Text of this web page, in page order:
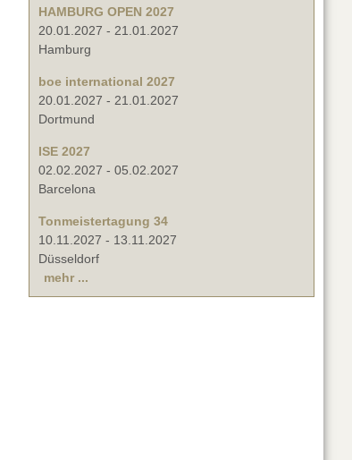
HAMBURG OPEN 2027
20.01.2027 - 21.01.2027
Hamburg
boe international 2027
20.01.2027 - 21.01.2027
Dortmund
ISE 2027
02.02.2027 - 05.02.2027
Barcelona
Tonmeistertagung 34
10.11.2027 - 13.11.2027
Düsseldorf
mehr ...